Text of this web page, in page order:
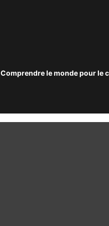
Comprendre le monde pour le